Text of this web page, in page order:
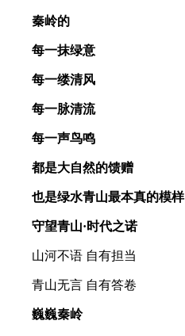
秦岭的
每一抹绿意
每一缕清风
每一脉清流
每一声鸟鸣
都是大自然的馈赠
也是绿水青山最本真的模样
守望青山·时代之诺
山河不语 自有担当
青山无言 自有答卷
巍巍秦岭